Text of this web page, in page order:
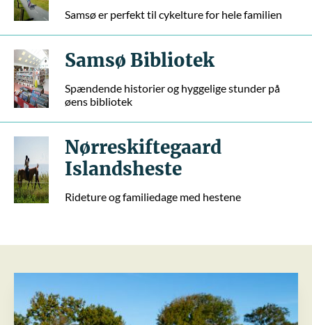
Samsø er perfekt til cykelture for hele familien
Samsø Bibliotek
Spændende historier og hyggelige stunder på
øens bibliotek
Nørreskiftegaard
Islandsheste
Rideture og familiedage med hestene